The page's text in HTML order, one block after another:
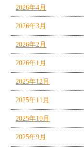
2026年4月
2026年3月
2026年2月
2026年1月
2025年12月
2025年11月
2025年10月
2025年9月